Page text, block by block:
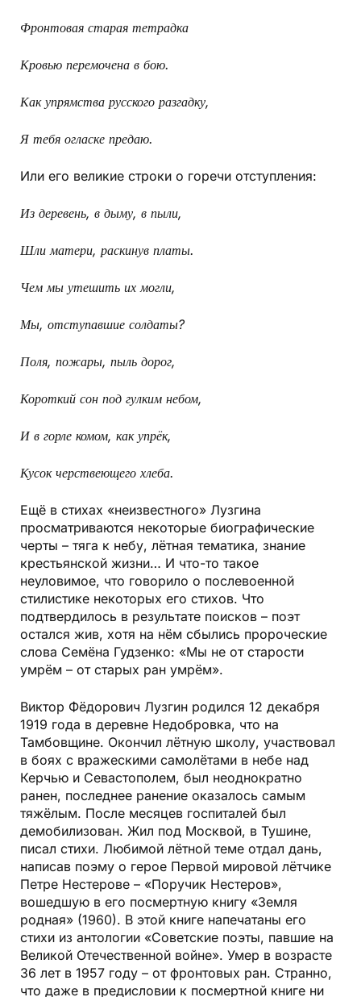
Фронтовая старая тетрадка
Кровью перемочена в бою.
Как упрямства русского разгадку,
Я тебя огласке предаю.
Или его великие строки о горечи отступления:
Из деревень, в дыму, в пыли,
Шли матери, раскинув платы.
Чем мы утешить их могли,
Мы, отступавшие солдаты?
Поля, пожары, пыль дорог,
Короткий сон под гулким небом,
И в горле комом, как упрёк,
Кусок черствеющего хлеба.
Ещё в стихах «неизвестного» Лузгина
просматриваются некоторые биографические
черты – тяга к небу, лётная тематика, знание
крестьянской жизни… И что-то такое
неуловимое, что говорило о послевоенной
стилистике некоторых его стихов. Что
подтвердилось в результате поисков – поэт
остался жив, хотя на нём сбылись пророческие
слова Семёна Гудзенко: «Мы не от старости
умрём – от старых ран умрём».
Виктор Фёдорович Лузгин родился 12 декабря
1919 года в деревне Недобровка, что на
Тамбовщине. Окончил лётную школу, участвовал
в боях с вражескими самолётами в небе над
Керчью и Севастополем, был неоднократно
ранен, последнее ранение оказалось самым
тяжёлым. После месяцев госпиталей был
демобилизован. Жил под Москвой, в Тушине,
писал стихи. Любимой лётной теме отдал дань,
написав поэму о герое Первой мировой лётчике
Петре Нестерове – «Поручик Нестеров»,
вошедшую в его посмертную книгу «Земля
родная» (1960). В этой книге напечатаны его
стихи из антологии «Советские поэты, павшие на
Великой Отечественной войне». Умер в возрасте
36 лет в 1957 году – от фронтовых ран. Странно,
что даже в предисловии к посмертной книге ни